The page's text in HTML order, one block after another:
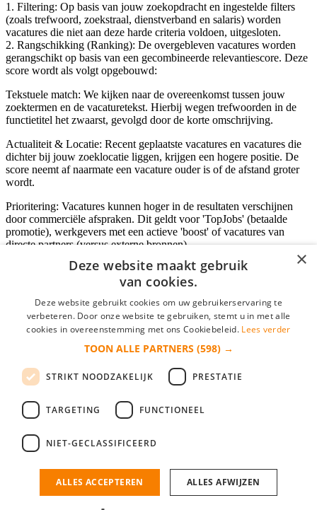
1. Filtering: Op basis van jouw zoekopdracht en ingestelde filters
(zoals trefwoord, zoekstraal, dienstverband en salaris) worden
vacatures die niet aan deze harde criteria voldoen, uitgesloten.
2. Rangschikking (Ranking): De overgebleven vacatures worden
gerangschikt op basis van een gecombineerde relevantiescore. Deze
score wordt als volgt opgebouwd:
Tekstuele match: We kijken naar de overeenkomst tussen jouw
zoektermen en de vacaturetekst. Hierbij wegen trefwoorden in de
functietitel het zwaarst, gevolgd door de korte omschrijving.
Actualiteit & Locatie: Recent geplaatste vacatures en vacatures die
dichter bij jouw zoeklocatie liggen, krijgen een hogere positie. De
score neemt af naarmate een vacature ouder is of de afstand groter
wordt.
Prioritering: Vacatures kunnen hoger in de resultaten verschijnen
door commerciële afspraken. Dit geldt voor 'TopJobs' (betaalde
promotie), werkgevers met een actieve 'boost' of vacatures van
directe partners (versus externe bronnen).
Inloggen als bedrijf
*
login gegevens onthouden
login
Bedrijf aanmelden
nieuwe collega/werknemer zo gevonden!
×
Deze website maakt gebruik
van cookies.
Deze website gebruikt cookies om uw gebruikerservaring te
verbeteren. Door onze website te gebruiken, stemt u in met alle
cookies in overeenstemming met ons Cookiebeleid. Lees verder
TOON ALLE PARTNERS (598) →
STRIKT NOODZAKELIJK PRESTATIE
TARGETING FUNCTIONEEL
NIET-GECLASSIFICEERD
ALLES ACCEPTEREN ALLES AFWIJZEN